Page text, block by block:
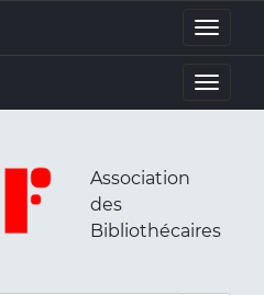
Toggle
Toggle
Association
des
Bibliothécaires